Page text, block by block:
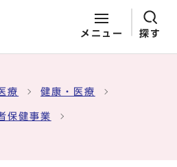
メニュー 探す
療 健康・医療
保健事業